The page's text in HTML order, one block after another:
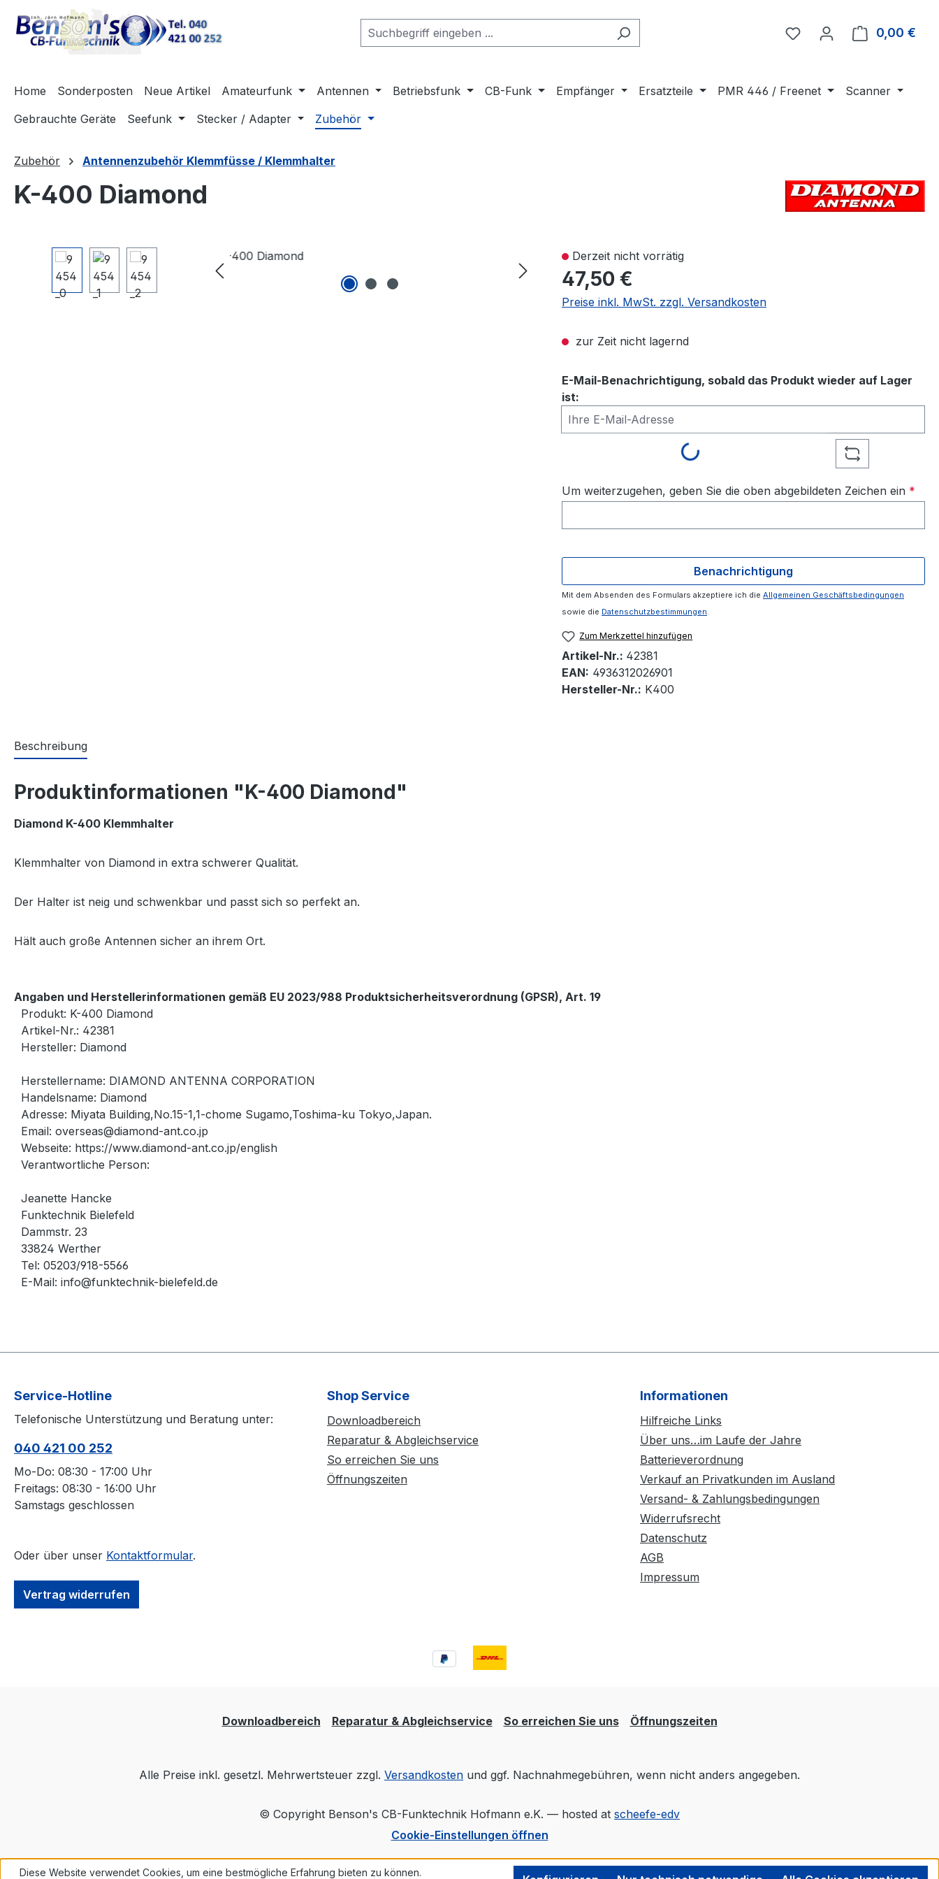
Hauptinhalt springen
Zur Suche springen
Zur Hauptnavigation springen
Du hast 0 Produkte auf
0,00 €
Home Sonderposten Neue Artikel Amateurfunk Antennen Betriebsfunk CB-Funk Empfänger Ersatzteile PMR 446 / Freenet
Scanner
Gebrauchte Geräte
Seefunk Stecker / Adapter Zubehör
Zubehör Antennenzubehör Klemmfüsse / Klemmhalter
K-400 Diamond
Bildergalerie überspringen Derzeit nicht vorrätig
47,50 €
Preise inkl. MwSt. zzgl. Versandkosten
zur Zeit nicht lagernd
E-Mail-Benachrichtigung, sobald das Produkt wieder auf Lager
ist:
Ihre E-Mail-Adresse
Loading...
Um weiterzugehen, geben Sie die oben abgebildeten Zeichen ein *
Benachrichtigung
Mit dem Absenden des Formulars akzeptiere ich die Allgemeinen Geschäftsbedingungen
sowie die Datenschutzbestimmungen.
Zum Merkzettel hinzufügen
Artikel-Nr.: 42381
EAN: 4936312026901
Hersteller-Nr.: K400
Beschreibung
Produktinformationen "K-400 Diamond"
Diamond K-400 Klemmhalter
Klemmhalter von Diamond in extra schwerer Qualität.
Der Halter ist neig und schwenkbar und passt sich so perfekt an.
Hält auch große Antennen sicher an ihrem Ort.
Angaben und Herstellerinformationen gemäß EU 2023/988 Produktsicherheitsverordnung (GPSR), Art. 19
Produkt: K-400 Diamond
Artikel-Nr.: 42381
Hersteller: Diamond
Herstellername: DIAMOND ANTENNA CORPORATION
Handelsname: Diamond
Adresse: Miyata Building,No.15-1,1-chome Sugamo,Toshima-ku Tokyo,Japan.
Email: overseas@diamond-ant.co.jp
Webseite: https://www.diamond-ant.co.jp/english
Verantwortliche Person:
Jeanette Hancke
Funktechnik Bielefeld
Dammstr. 23
33824 Werther
Tel: 05203/918-5566
E-Mail: info@funktechnik-bielefeld.de
Service-Hotline
Telefonische Unterstützung und Beratung unter:
040 421 00 252
Mo-Do: 08:30 - 17:00 Uhr
Freitags: 08:30 - 16:00 Uhr
Samstags geschlossen
Oder über unser Kontaktformular.
Vertrag widerrufen
Shop Service
Downloadbereich
Reparatur & Abgleichservice
So erreichen Sie uns
Öffnungszeiten
Informationen
Hilfreiche Links
Über uns…im Laufe der Jahre
Batterieverordnung
Verkauf an Privatkunden im Ausland
Versand- & Zahlungsbedingungen
Widerrufsrecht
Datenschutz
AGB
Impressum
Downloadbereich Reparatur & Abgleichservice So erreichen Sie uns Öffnungszeiten
Alle Preise inkl. gesetzl. Mehrwertsteuer zzgl. Versandkosten und ggf. Nachnahmegebühren, wenn nicht anders angegeben.
© Copyright Benson's CB-Funktechnik Hofmann e.K. — hosted at scheefe-edv
Cookie-Einstellungen öffnen
Diese Website verwendet Cookies, um eine bestmögliche Erfahrung bieten zu können.